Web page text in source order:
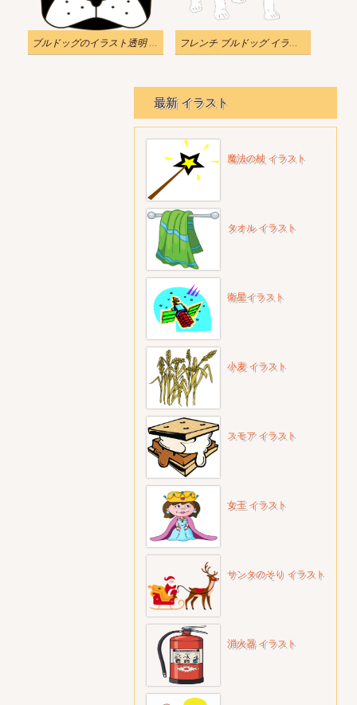
ブルドッグのイラスト透明 無料の写真 フレンチ ブルドッグ イラスト透明背景
最新 イラスト
魔法の杖 イラスト
タオル イラスト
衛星イラスト
小麦 イラスト
スモア イラスト
女王 イラスト
サンタのそり イラスト
消火器 イラスト